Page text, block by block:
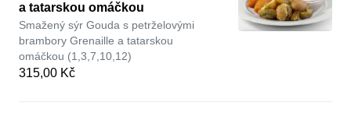
a tatarskou omáčkou
Smažený sýr Gouda s petrželovými
brambory Grenaille a tatarskou
omáčkou (1,3,7,10,12)
315,00 Kč